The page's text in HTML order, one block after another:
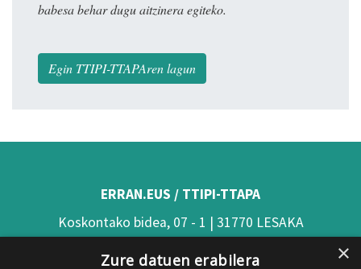
babesa behar dugu aitzinera egiteko.
Egin TTIPI-TTAPAren lagun
ERRAN.EUS / TTIPI-TTAPA
Koskontako bidea, 07 - 1 | 31770 LESAKA
(Nafarroa)
×
Zure datuen erabilera